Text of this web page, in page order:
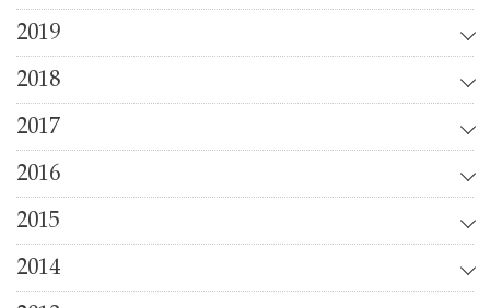
2019
2018
2017
2016
2015
2014